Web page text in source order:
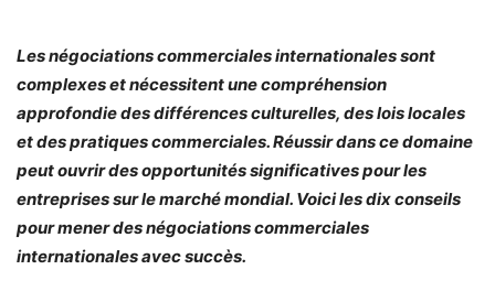
Les négociations commerciales internationales sont
complexes et nécessitent une compréhension
approfondie des différences culturelles, des lois locales
et des pratiques commerciales. Réussir dans ce domaine
peut ouvrir des opportunités significatives pour les
entreprises sur le marché mondial. Voici les dix conseils
pour mener des négociations commerciales
internationales avec succès.